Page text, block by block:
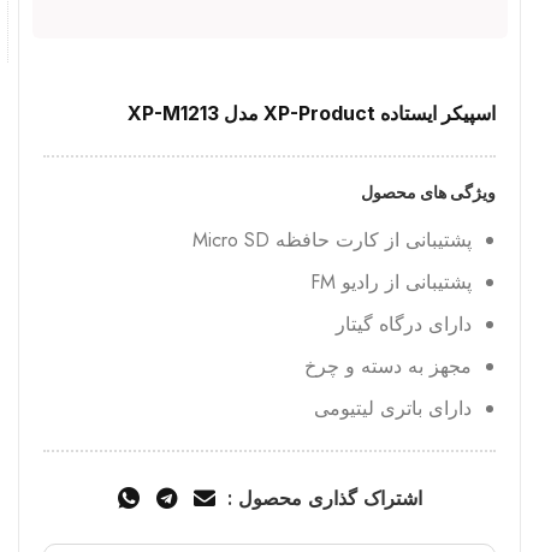
اسپیکر ایستاده XP-Product مدل XP-M1213
ویژگی های محصول
پشتیبانی از کارت حافظه Micro SD
پشتیبانی از رادیو FM
دارای درگاه گیتار
مجهز به دسته و چرخ
دارای باتری لیتیومی
اشتراک گذاری محصول :